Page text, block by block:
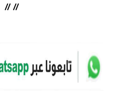
//
//